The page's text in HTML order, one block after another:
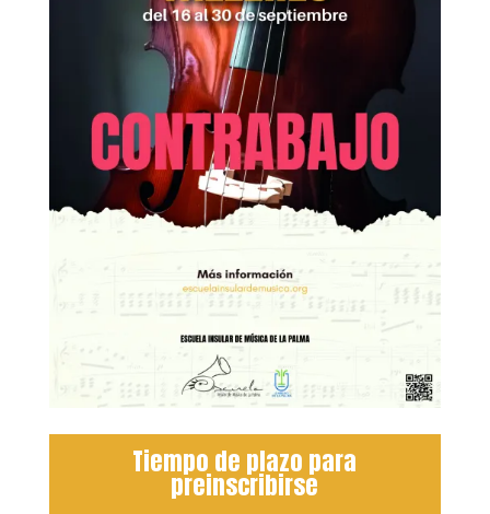
Tiempo de plazo para
preinscribirse